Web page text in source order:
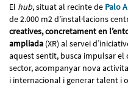
El hub, situat al recinte de Palo
de 2.000 m2 d’instal·lacions
creatives, concretament en
ampliada (XR) al servei
aquest sentit, busca impulsar
sector, acompanyar nova
i internacional i generar talent i